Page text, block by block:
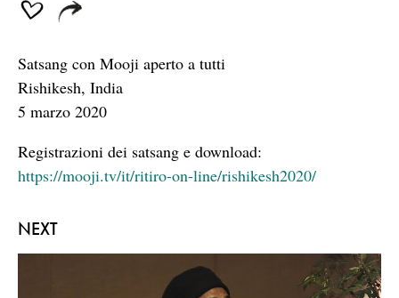
NEXT
Satsang con Mooji aperto a tutti
Rishikesh, India
5 marzo 2020
Registrazioni dei satsang e download:
https://mooji.tv/it/ritiro-on-line/rishikesh2020/